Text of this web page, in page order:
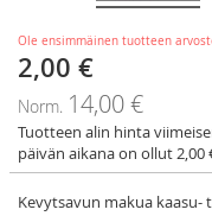
Ole ensimmäinen tuotteen
Tarjoushinta
2,00 €
Norm. 14,00 €
Tuotteen alin hinta
päivän aikana on ollut 2,00
Kevytsavun makua kaasu-